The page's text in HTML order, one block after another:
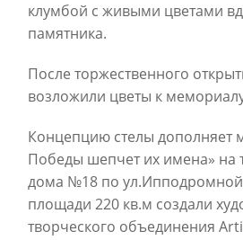
клумбой с живыми цветами
памятника.
После торжественного
возложили цветы к
Концепцию стелы дополняет
Победы шепчет их имена» на
дома №18 по
площади 220 кв.м создали
творческого объединения